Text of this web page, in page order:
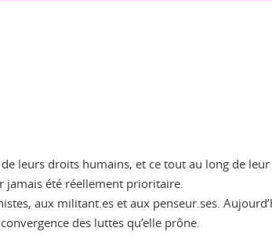
leurs droits humains, et ce tout au long de
jamais été réellement prioritaire.
aux militant.es et aux penseur.ses.
des luttes qu’elle prône.